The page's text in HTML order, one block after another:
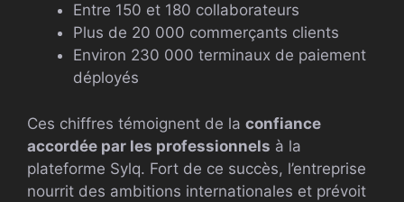
Entre 150 et 180 collaborateurs
Plus de 20 000 commerçants clients
Environ 230 000 terminaux de paiement
déployés
Ces chiffres témoignent de la confiance
accordée par les professionnels à la
plateforme Sylq. Fort de ce succès, l’entreprise
nourrit des ambitions internationales et prévoit